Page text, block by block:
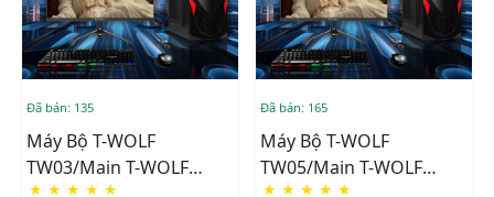
Đã bán: 135
Máy Bộ T-WOLF
TW03/Main T-WOLF
★ ★ ★ ★ ★
Đã bán: 165
Máy Bộ T-WOLF
TW05/Main T-WOLF
★ ★ ★ ★ ★